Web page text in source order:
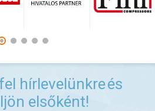
hírlevelünkreés
elsőként!